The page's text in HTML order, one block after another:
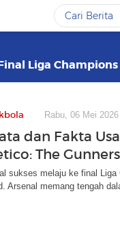
Liga
Rabu, 06 Mei
dan Fakta
The
sukses melaju ke final
Arsenal memang tengah